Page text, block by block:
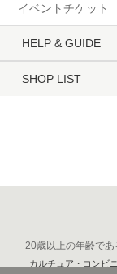
イベントチケット
HELP & GUIDE
SHOP LIST
20歳以上の年齢で
カルチュア・コン